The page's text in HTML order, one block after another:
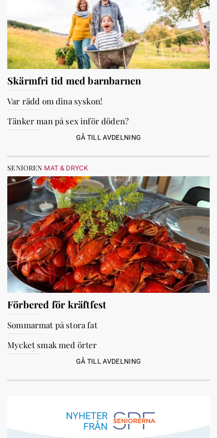
Skärmfri tid med barnbarnen
Var rädd om dina syskon!
Tänker man på sex inför döden?
GÅ TILL AVDELNING
SENIOREN MAT & DRYCK
Förbered för kräftfest
Sommarmat på stora fat
Mycket smak med örter
GÅ TILL AVDELNING
NYHETER
FRÅN